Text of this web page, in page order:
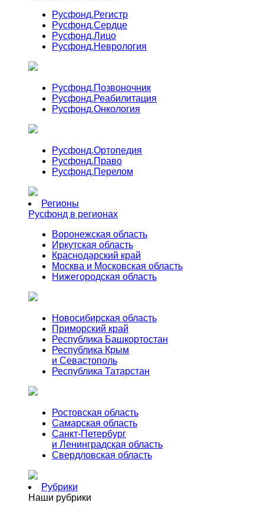
Русфонд.Регистр
Русфонд.Сердце
Русфонд.Лицо
Русфонд.Неврология
Русфонд.Позвоночник
Русфонд.Реабилитация
Русфонд.Онкология
Русфонд.Ортопедия
Русфонд.Право
Русфонд.Перелом
Регионы
Русфонд в регионах
Воронежская область
Иркутская область
Краснодарский край
Москва и Московская область
Нижегородская область
Новосибирская область
Приморский край
Республика Башкортостан
Республика Крым
и Севастополь
Республика Татарстан
Ростовская область
Самарская область
Санкт-Петербург
и Ленинградская область
Свердловская область
Рубрики
Наши рубрики